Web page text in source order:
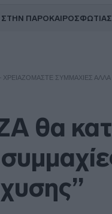
ΣΤΗΝ ΠΑΡΟΚΑΙΡΟΣΦΩΤΙΑ
ΧΡΕΙΑΖΌΜΑΣΤΕ ΣΥΜΜΑΧΊΕΣ
θα